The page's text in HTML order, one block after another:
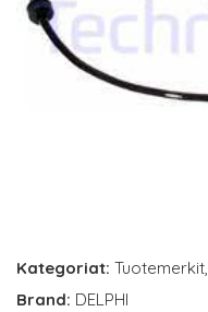
Kategoriat: Tuotemerkit,
Brand: DELPHI